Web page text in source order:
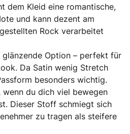
dem Kleid eine romantische,
und kann dezent am
Rock verarbeitet
glänzende Option – perfekt für
Da Satin wenig Stretch
besonders wichtig.
du dich viel bewegen
Dieser Stoff schmiegt sich
zu tragen als steifere